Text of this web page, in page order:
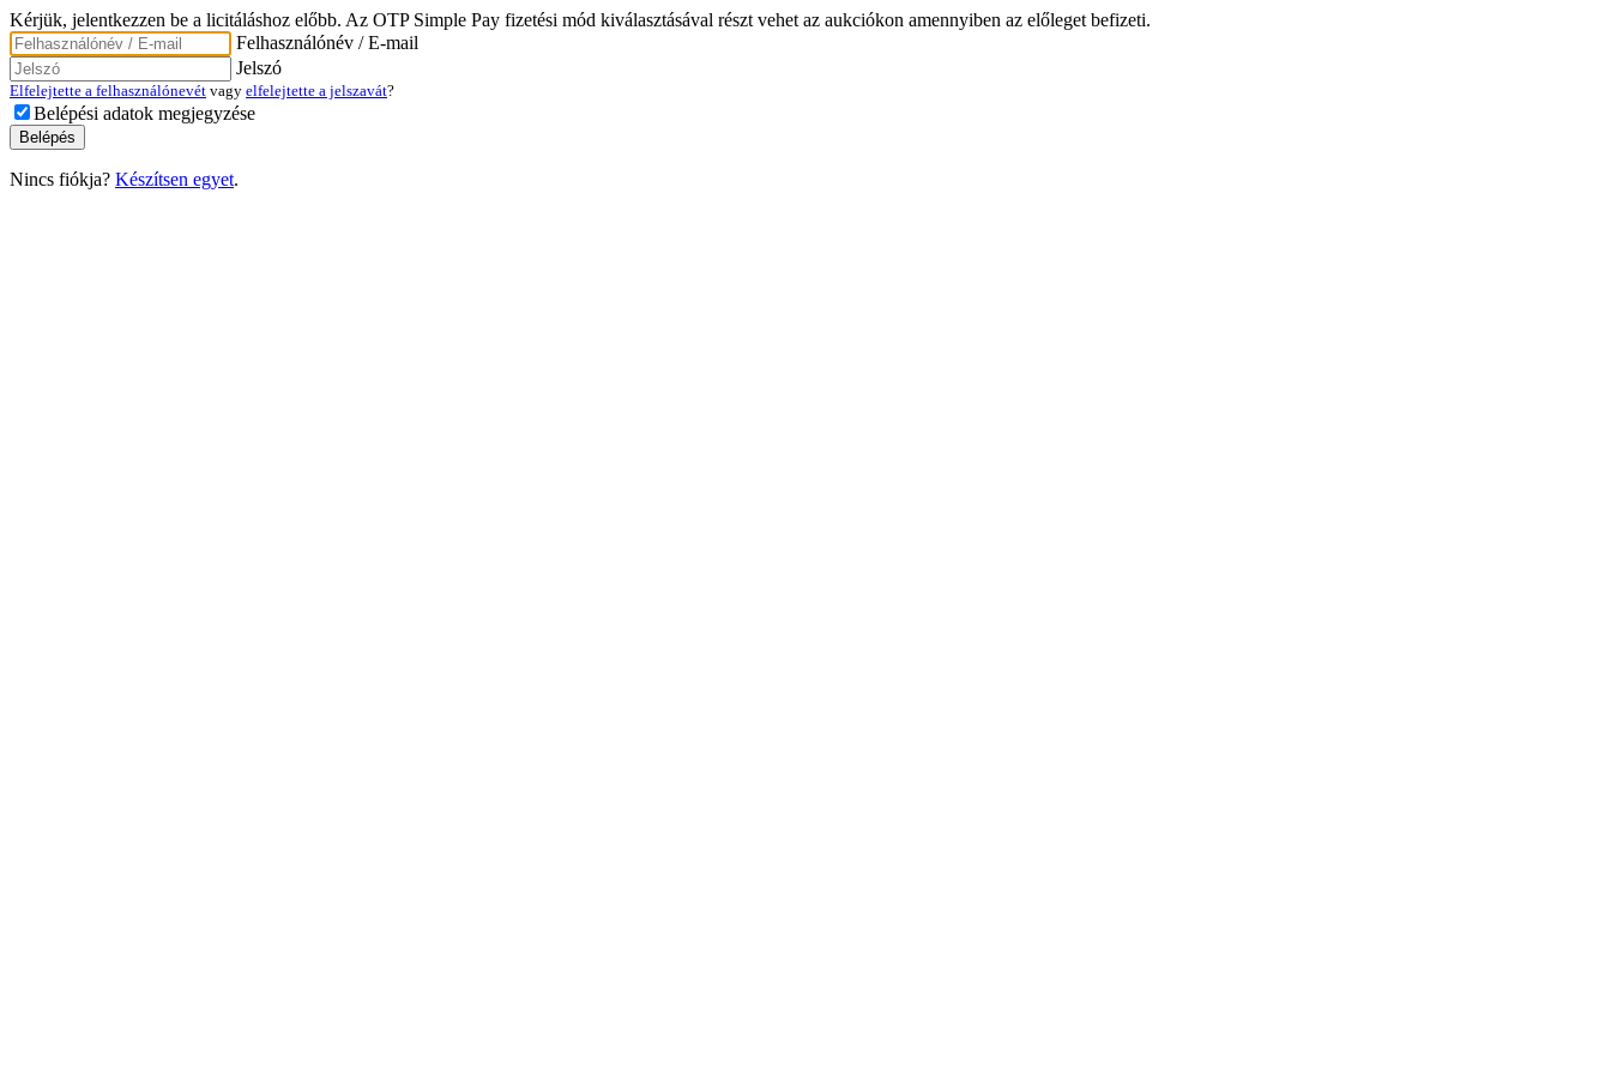
Kérjük, jelentkezzen be a licitáláshoz előbb. Az OTP Simple Pay fizetési mód kiválasztásával részt vehet az aukciókon amennyiben az előleget befizeti.
Felhasználónév / E-mail
Jelszó
Elfelejtette a felhasználónevét vagy elfelejtette a jelszavát?
Belépési adatok megjegyzése
Nincs fiókja? Készítsen egyet.